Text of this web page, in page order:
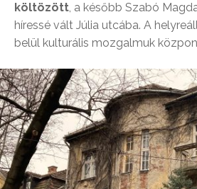
költözött, a később Szabó
híressé vált Júlia utcába. A
belül kulturális mozgalmuk